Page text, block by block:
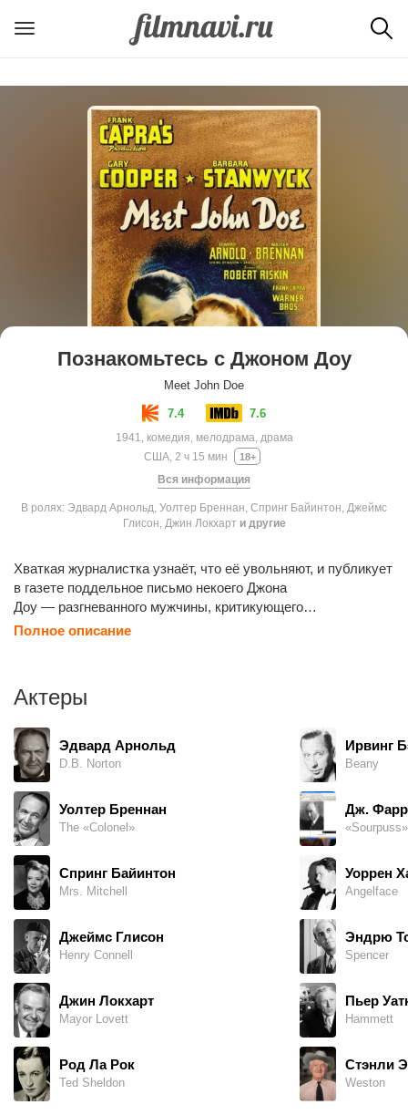
Познакомьтесь с Джоном Доу
Meet John Doe
7.4 7.6
1941, комедия, мелодрама, драма
США, 2 ч 15 мин
18+
Вся информация
В ролях: Эдвард Арнольд, Уолтер Бреннан, Спринг Байинтон, Джеймс
Глисон, Джин Локхарт и другие
Хваткая журналистка узнаёт, что её увольняют, и публикует
в газете поддельное письмо некоего Джона
Доу — разгневанного мужчины, критикующего
общественные пороки и грозящегося в знак протеста
Джона Доу.
Полное описание
Актеры
Эдвард Арнольд
D.B. Norton
Уолтер Бреннан
The «Colonel»
Спринг Байинтон
Mrs. Mitchell
Джеймс Глисон
Henry Connell
Джин Локхарт
Mayor Lovett
Род Ла Рок
Ted Sheldon
Ирвинг
Beany
Дж.
Уоррен
Angelface
Эндрю
Spencer
Пьер
Hammett
Стэнли
Weston